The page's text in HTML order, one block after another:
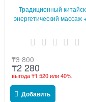
Традиционный
энергетический массаж
₸3 800
₸2 280
выгода₸1 520или40%
Добавить